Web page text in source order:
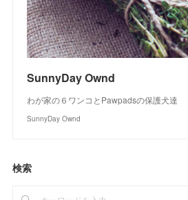
SunnyDay Ownd
わが家の６ワンコとPawpadsの保護犬達
SunnyDay Ownd
検索